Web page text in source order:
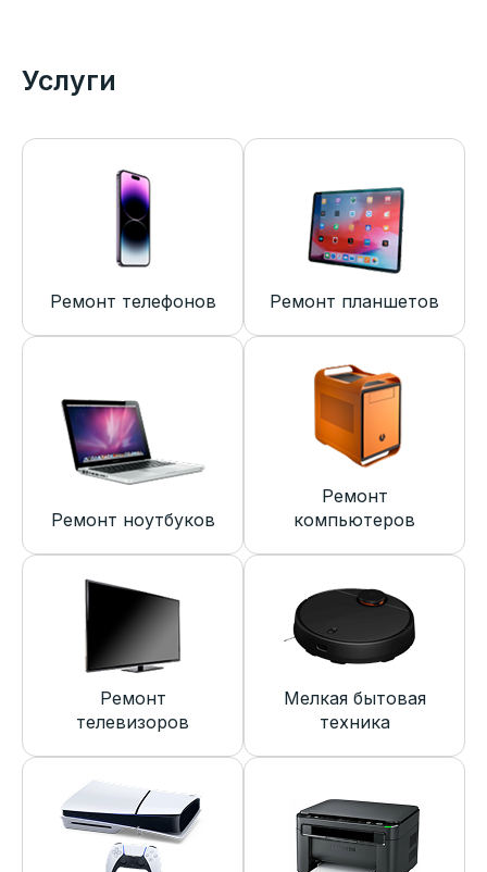
Услуги
Ремонт телефонов Ремонт планшетов
Ремонт ноутбуков
Ремонт
компьютеров
Ремонт
телевизоров
Мелкая бытовая
техника